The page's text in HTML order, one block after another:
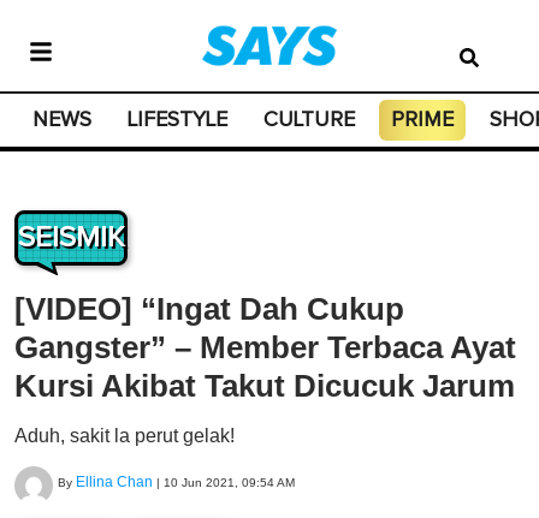
NEWS LIFESTYLE CULTURE PRIME
SEISMIK
[VIDEO] “Ingat Dah Cukup
Gangster” – Member Terbaca Ayat
Kursi Akibat Takut Dicucuk Jarum
Aduh, sakit la perut gelak!
By Ellina Chan | 10 Jun 2021, 09:54 AM